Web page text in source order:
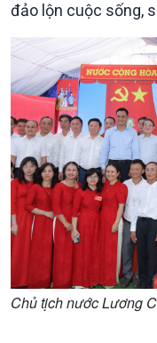
Chính trị
Tin Chính trị
Chính phủ với người dân
Quốc hội với cử tri
Xây dựng đảng
Đảng trong cuộc sống
Nhận diện sự thật
Pháp luật và đời sống
đảo lộn cuộc sống,
Chủ tịch nước Lương